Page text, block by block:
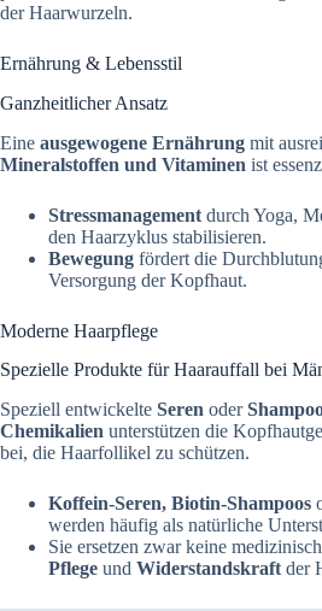
der Haarwurzeln.
Ernährung & Lebensstil
Ganzheitlicher Ansatz
Eine ausgewogene Ernährung mit
Mineralstoffen und Vitaminen ist
Stressmanagement durch Yoga,
den Haarzyklus stabilisieren.
Bewegung fördert die
Versorgung der Kopfhaut.
Moderne Haarpflege
Spezielle Produkte für Haarauffall bei
Speziell entwickelte Seren oder
Chemikalien unterstützen die
bei, die Haarfollikel zu schützen.
Koffein-Seren, Biotin-Shampoos
werden häufig als natürliche
Sie ersetzen zwar keine
Pflege und Widerstandskraft der